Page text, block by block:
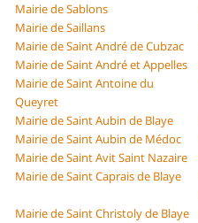
Mairie de Sablons
Mairie de Saillans
Mairie de Saint André de Cubzac
Mairie de Saint André et Appelles
Mairie de Saint Antoine du
Queyret
Mairie de Saint Aubin de Blaye
Mairie de Saint Aubin de Médoc
Mairie de Saint Avit Saint Nazaire
Mairie de Saint Caprais de Blaye
Mairie de Saint Christoly de Blaye